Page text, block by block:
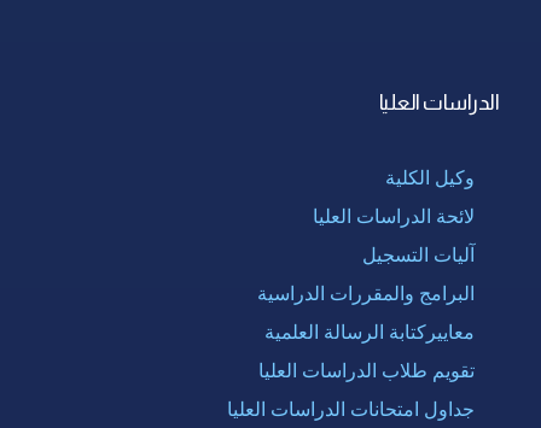
الدراسات العليا
وكيل الكلية
لائحة الدراسات العليا
آليات التسجيل
البرامج والمقررات الدراسية
معاييركتابة الرسالة العلمية
تقويم طلاب الدراسات العليا
جداول امتحانات الدراسات العليا